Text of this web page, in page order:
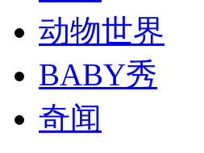
动物世界
BABY秀
奇闻